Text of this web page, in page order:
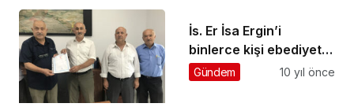
İs. Er İsa Ergin’i
binlerce kişi ebediyete
uğurladı
Gündem 10 yıl önce